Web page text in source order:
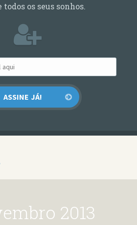
os seus sonhos.
2013